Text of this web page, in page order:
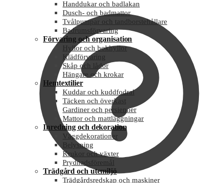
Handdukar och badlakan
Dusch- och badmattor
Tvålpumpar och tandborstehållare
Badrumsförvaring
Förvaring och organisation
Hyllor och bokhyllor
Klädförvaring
Skåp och lådor
Hängare och krokar
Hemtextilier
Kuddar och kuddfodral
Täcken och överkast
Gardiner och persienner
Mattor och mattläggningar
Inredning och dekoration
Väggdekorationer
Belysning
Krukor och växter
Prydnadsföremål
Trädgård och utemiljö
Trädgårdsredskap och maskiner